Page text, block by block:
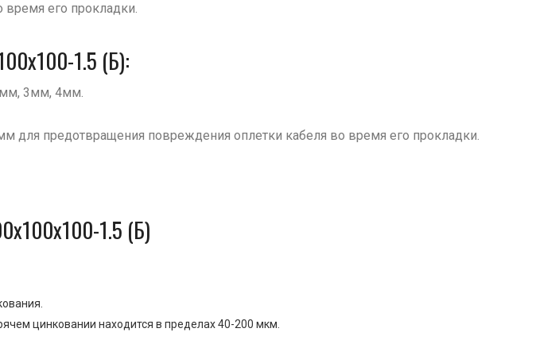
его прокладки.
1.5 (Б):
мм, 3мм, 4мм.
предотвращения повреждения оплетки кабеля во время его прокладки.
1.5 (Б)
цинковании находится в пределах 40-200 мкм.